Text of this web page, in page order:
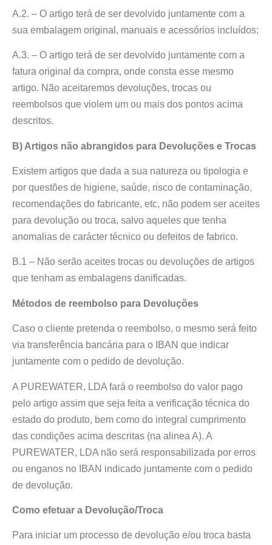
A.2. – O artigo terá de ser devolvido juntamente com a
sua embalagem original, manuais e acessórios incluídos;
A.3. – O artigo terá de ser devolvido juntamente com a
fatura original da compra, onde consta esse mesmo
artigo. Não aceitaremos devoluções, trocas ou
reembolsos que violem um ou mais dos pontos acima
descritos.
B) Artigos não abrangidos para Devoluções e Trocas
Existem artigos que dada a sua natureza ou tipologia e
por questões de higiene, saúde, risco de contaminação,
recomendações do fabricante, etc, não podem ser aceites
para devolução ou troca, salvo aqueles que tenha
anomalias de carácter técnico ou defeitos de fabrico.
B.1 – Não serão aceites trocas ou devoluções de artigos
que tenham as embalagens danificadas.
Métodos de reembolso para Devoluções
Caso o cliente pretenda o reembolso, o mesmo será feito
via transferência bancária para o IBAN que indicar
juntamente com o pedido de devolução.
A PUREWATER, LDA fará o reembolso do valor pago
pelo artigo assim que seja feita a verificação técnica do
estado do produto, bem como do integral cumprimento
das condições acima descritas (na alinea A). A
PUREWATER, LDA não será responsabilizada por erros
ou enganos no IBAN indicado juntamente com o pedido
de devolução.
Como efetuar a Devolução/Troca
Para iniciar um processo de devolução e/ou troca basta